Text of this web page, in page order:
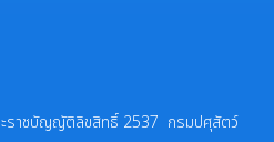
ราชบัญญัติลิขสิทธิ์ 2537 กรมปศุสัตว์